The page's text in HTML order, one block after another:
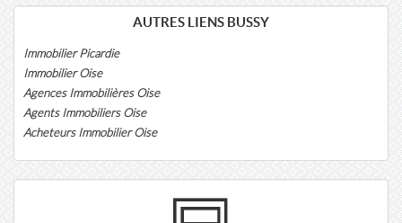
AUTRES LIENS BUSSY
Immobilier Picardie
Immobilier Oise
Agences Immobilières Oise
Agents Immobiliers Oise
Acheteurs Immobilier Oise